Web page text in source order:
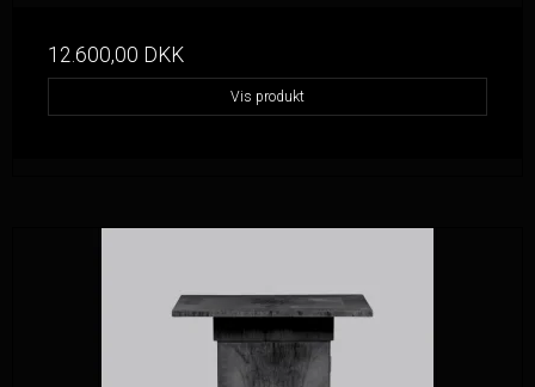
12.600,00 DKK
Vis produkt